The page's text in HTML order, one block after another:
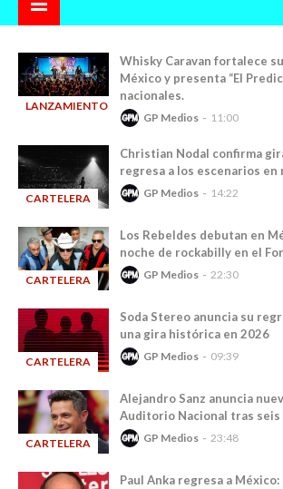
LANZAMIENTOS
Whisky Caravan fortalece
México y presenta “El
nacionales.
GP Medios 11:00
CARTELERA
Christian Nodal confirma gira
regresa a los escenarios en
GP Medios 14:22
CARTELERA
Los Rebeldes debutan en
noche de rockabilly en el
GP Medios 22:30
CARTELERA
Soda Stereo anuncia su
una gira histórica en 2026
GP Medios 09:39
CARTELERA
Alejandro Sanz anuncia
Auditorio Nacional tras seis
GP Medios 23:48
Paul Anka regresa a